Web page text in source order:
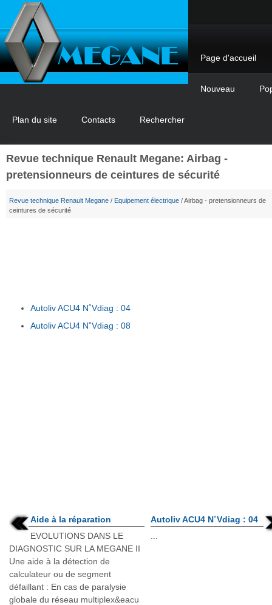
Page d'accueil
Nouveau
Plan du site Contacts Rechercher
Revue technique Renault Megane: Airbag -
pretensionneurs de ceintures de sécurité
Revue technique Renault Megane / Equipement électrique / Airbag - pretensionneurs de
ceintures de sécurité
Autoliv ACU4 N˚Vdiag : 04
Autoliv ACU4 N˚Vdiag : 08
Aide à la réparation
EVOLUTIONS DANS LE
DIAGNOSTIC SUR LA MEGANE II
Une aide à la détection de
calculateur ou de segment
défaillant : En cas de paralysie
globale du réseau multiplex&eacu
Autoliv ACU4 N˚Vdiag : 04